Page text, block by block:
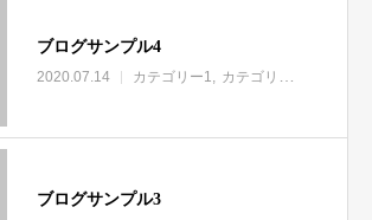
ブログサンプル4
2020.07.14 カテゴリー1 カテゴリー2
ブログサンプル3